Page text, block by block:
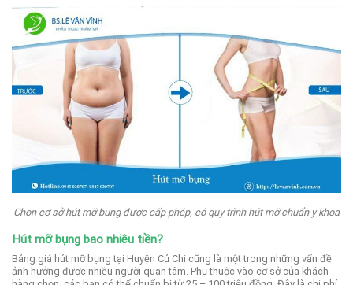
Chọn cơ sở hút mỡ bụng được cấp phép, có quy trình hút mỡ chuẩn y khoa
Hút mỡ bụng bao nhiêu tiền?
Bảng giá hút mỡ bụng tại Huyện Củ Chi cũng là một trong những vấn đề
ảnh hưởng được nhiều người quan tâm. Phụ thuộc vào cơ sở của khách